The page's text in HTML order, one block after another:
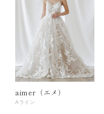
aimer（エメ）
Aライン